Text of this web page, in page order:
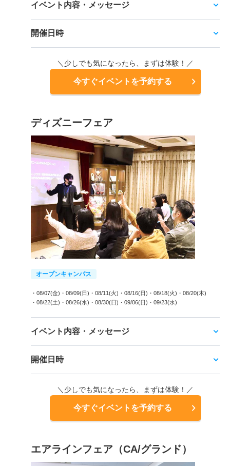
イベント内容・メッセージ
開催日時
＼少しでも気になったら、まずは体験！／
今すぐイベントを予約する
ディズニーフェア
オープンキャンパス
・08/07(金) ・08/09(日) ・08/11(火) ・08/16(日) ・08/18(火) ・08/20(木)
・08/22(土) ・08/26(水) ・08/30(日) ・09/06(日) ・09/23(水)
イベント内容・メッセージ
開催日時
＼少しでも気になったら、まずは体験！／
今すぐイベントを予約する
エアラインフェア（CA/グランド）